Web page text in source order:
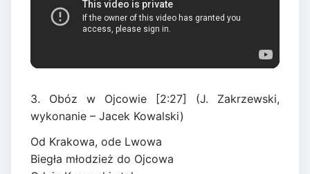
3. Obóz w Ojcowie [2:27] (J. Zakrzewski,
wykonanie – Jacek Kowalski)
Od Krakowa, ode Lwowa
Biegła młodzież do Ojcowa